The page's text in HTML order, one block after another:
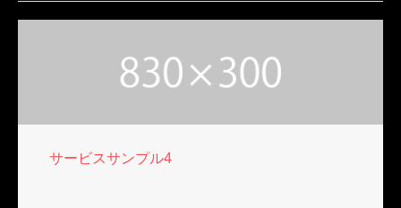
サービスサンプル4